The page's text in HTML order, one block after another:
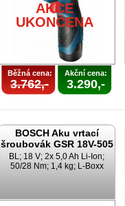
AKCE
UKONČENA
Běžná cena:
3.762,-
Akční cena:
3.290,-
BOSCH Aku vrtací
šroubovák GSR 18V-505
BL; 18 V; 2x 5,0 Ah Li-Ion;
50/28 Nm; 1,4 kg; L-Boxx